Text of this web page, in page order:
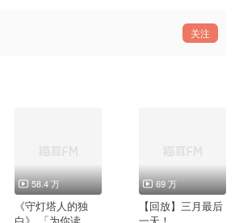
关注
58.4 万
《守灯塔人的独
69 万
【回放】三月最后